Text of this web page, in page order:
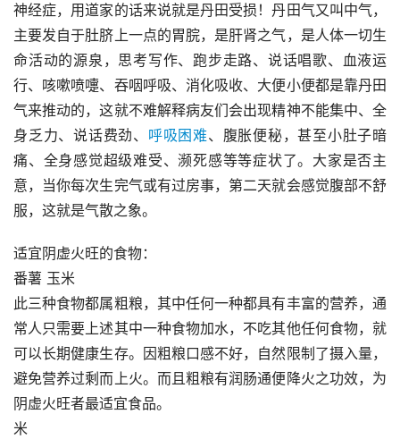
神经症，用道家的话来说就是丹田受损！丹田气又叫中气，
主要发自于肚脐上一点的胃脘，是肝肾之气，是人体一切生
命活动的源泉，思考写作、跑步走路、说话唱歌、血液运
行、咳嗽喷嚏、吞咽呼吸、消化吸收、大便小便都是靠丹田
气来推动的，这就不难解释病友们会出现精神不能集中、全
身乏力、说话费劲、 呼吸困难、腹胀便秘，甚至小肚子暗
痛、全身感觉超级难受、濒死感等等症状了。大家是否主
意，当你每次生完气或有过房事，第二天就会感觉腹部不舒
服，这就是气散之象。
适宜阴虚火旺的食物：
番薯 玉米
此三种食物都属粗粮，其中任何一种都具有丰富的营养，通
常人只需要上述其中一种食物加水，不吃其他任何食物，就
可以长期健康生存。因粗粮口感不好，自然限制了摄入量，
避免营养过剩而上火。而且粗粮有润肠通便降火之功效，为
阴虚火旺者最适宜食品。
米